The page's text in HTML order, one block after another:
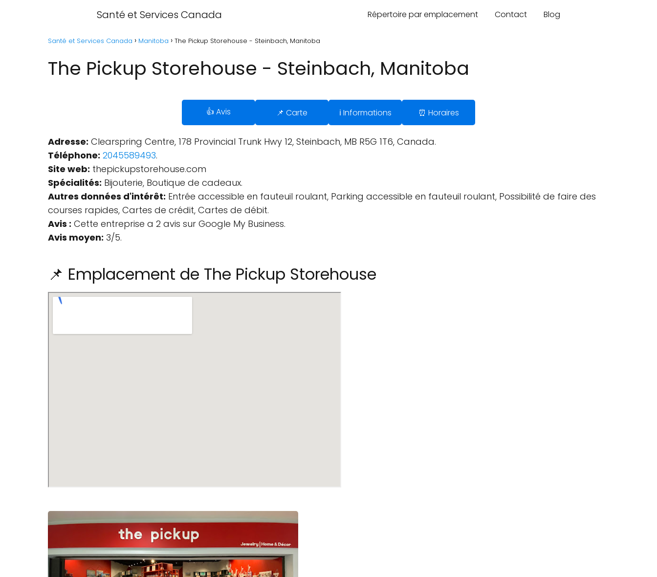
Santé et Services Canada Répertoire par emplacement Contact Blog
Santé et Services Canada Manitoba The Pickup Storehouse - Steinbach, Manitoba
The Pickup Storehouse - Steinbach, Manitoba
👍 Avis 📌 Carte ℹ️ Informations ⏰ Horaires
Adresse: Clearspring Centre, 178 Provincial Trunk Hwy 12, Steinbach, MB R5G 1T6, Canada.
Téléphone: 2045589493.
Site web: thepickupstorehouse.com
Spécialités: Bijouterie, Boutique de cadeaux.
Autres données d'intérêt: Entrée accessible en fauteuil roulant, Parking accessible en fauteuil roulant, Possibilité de faire des
courses rapides, Cartes de crédit, Cartes de débit.
Avis : Cette entreprise a 2 avis sur Google My Business.
Avis moyen: 3/5.
📌 Emplacement de The Pickup Storehouse